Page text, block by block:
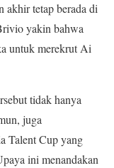
akhir tetap berada di
yakin bahwa
untuk merekrut Ai
tidak hanya
juga
Talent Cup yang
ini menandakan